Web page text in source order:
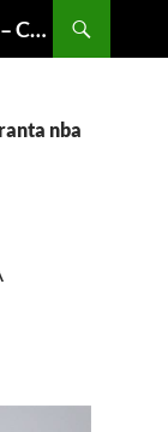
Camisetas Basket Baratas 2024/2025 – Camisetas NBA
nba